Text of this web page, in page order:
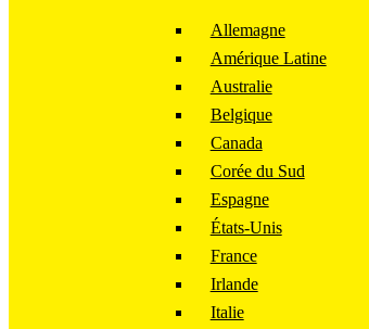
Allemagne
Amérique Latine
Australie
Belgique
Canada
Corée du Sud
Espagne
États-Unis
France
Irlande
Italie